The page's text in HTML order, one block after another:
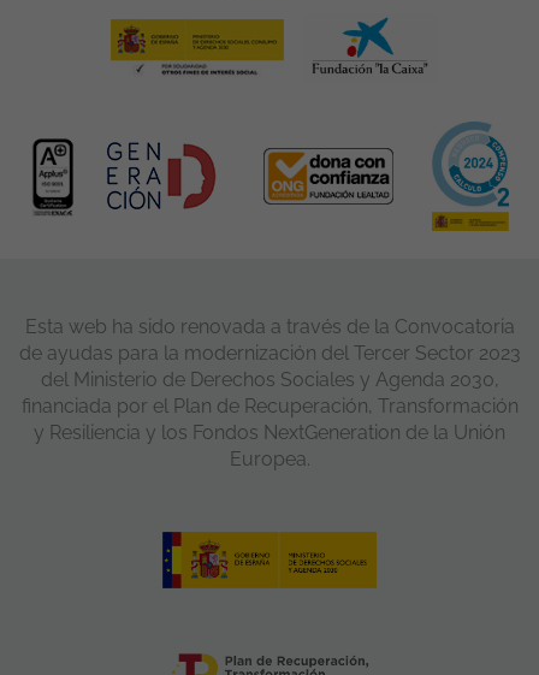
Esta web ha sido renovada a través de la Convocatoria
de ayudas para la modernización del Tercer Sector 2023
del Ministerio de Derechos Sociales y Agenda 2030,
financiada por el Plan de Recuperación, Transformación
y Resiliencia y los Fondos NextGeneration de la Unión
Europea.